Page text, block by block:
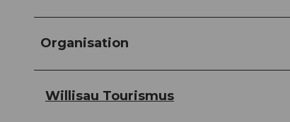
Organisation
Willisau Tourismus